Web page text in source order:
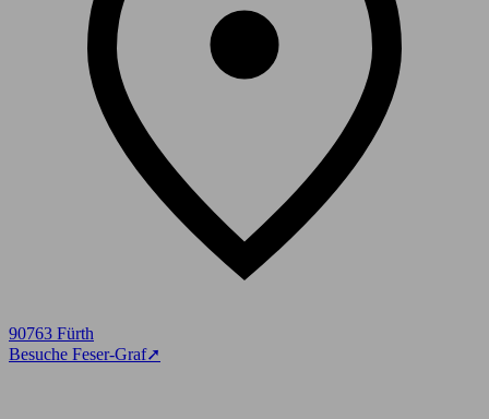
90763 Fürth
Besuche Feser-Graf➚